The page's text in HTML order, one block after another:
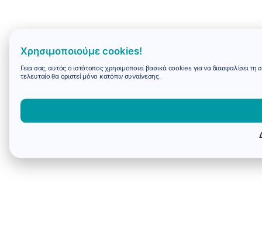
Χρησιμοποιούμε cookies!
Γεια σας, αυτός ο ιστότοπος χρησιμοποιεί βασικά cookies για να διασφαλίσει
τελευταίο θα οριστεί μόνο κατόπιν συναίνεσης.